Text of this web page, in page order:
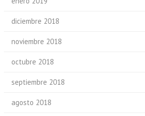
diciembre 2018
noviembre 2018
octubre 2018
septiembre 2018
agosto 2018